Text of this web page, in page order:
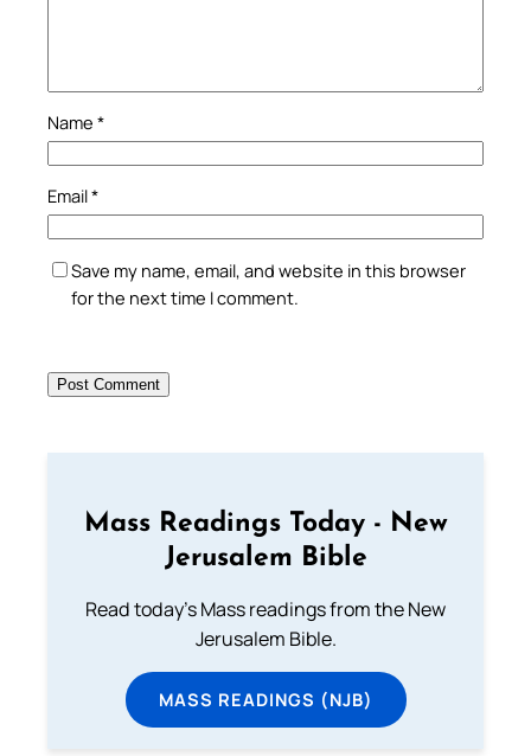
Name *
Email*
Save my name, email, and website in this browser
for the next time I comment.
Mass Readings Today - New
Jerusalem Bible
Read today's Mass readings from the New
Jerusalem Bible.
MASS READINGS (NJB)